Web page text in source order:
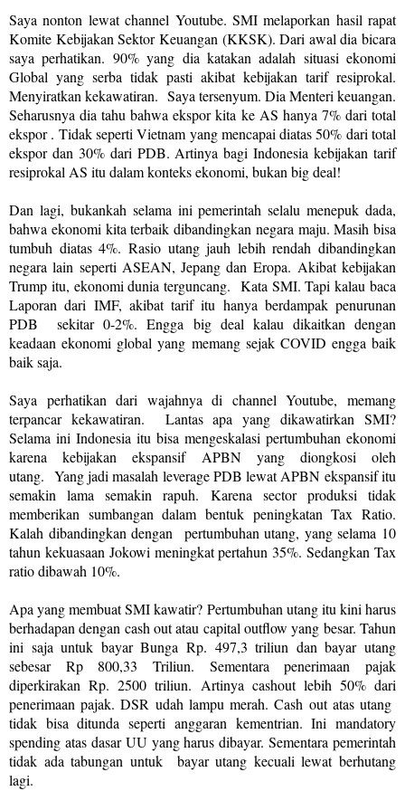
Saya nonton lewat channel Youtube. SMI melaporkan hasil rapat
Komite Kebijakan Sektor Keuangan (KKSK). Dari awal dia bicara
saya perhatikan. 90% yang dia katakan adalah situasi ekonomi
Global yang serba tidak pasti akibat kebijakan tarif resiprokal.
Menyiratkan kekawatiran. Saya tersenyum. Dia Menteri keuangan.
Seharusnya dia tahu bahwa ekspor kita ke AS hanya 7% dari total
ekspor . Tidak seperti Vietnam yang mencapai diatas 50% dari total
ekspor dan 30% dari PDB. Artinya bagi Indonesia kebijakan tarif
resiprokal AS itu dalam konteks ekonomi, bukan big deal!
Dan lagi, bukankah selama ini pemerintah selalu menepuk dada,
bahwa ekonomi kita terbaik dibandingkan negara maju. Masih bisa
tumbuh diatas 4%. Rasio utang jauh lebih rendah dibandingkan
negara lain seperti ASEAN, Jepang dan Eropa. Akibat kebijakan
Trump itu, ekonomi dunia terguncang. Kata SMI. Tapi kalau baca
Laporan dari IMF, akibat tarif itu hanya berdampak penurunan
PDB sekitar 0-2%. Engga big deal kalau dikaitkan dengan
keadaan ekonomi global yang memang sejak COVID engga baik
baik saja.
Saya perhatikan dari wajahnya di channel Youtube, memang
terpancar kekawatiran.
Lantas apa yang dikawatirkan SMI?
Selama ini Indonesia itu bisa mengeskalasi pertumbuhan ekonomi
karena kebijakan ekspansif APBN yang diongkosi oleh
utang. Yang jadi masalah leverage PDB lewat APBN ekspansif itu
semakin lama semakin rapuh. Karena sector produksi tidak
memberikan sumbangan dalam bentuk peningkatan Tax Ratio.
Kalah dibandingkan dengan
pertumbuhan utang, yang selama 10
tahun kekuasaan Jokowi meningkat pertahun 35%. Sedangkan Tax
ratio dibawah 10%.
Apa yang membuat SMI kawatir? Pertumbuhan utang itu kini harus
berhadapan dengan cash out atau capital outflow yang besar. Tahun
ini saja untuk bayar Bunga Rp. 497,3 triliun dan bayar utang
sebesar Rp 800,33 Triliun. Sementara penerimaan pajak
diperkirakan Rp. 2500 triliun. Artinya cashout lebih 50% dari
penerimaan pajak. DSR udah lampu merah. Cash out atas utang
tidak bisa ditunda seperti anggaran kementrian. Ini mandatory
spending atas dasar UU yang harus dibayar. Sementara pemerintah
tidak ada tabungan untuk
bayar utang kecuali lewat berhutang
lagi.